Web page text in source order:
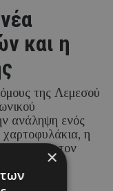
και η
της Λεμεσού
ανάληψη ενός
χαρτοφυλάκια, η
τον
×